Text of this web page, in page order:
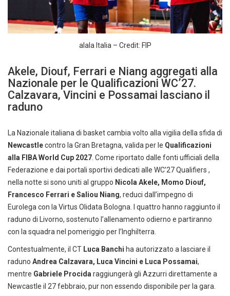
alala Italia – Credit: FIP
Akele, Diouf, Ferrari e Niang aggregati alla
Nazionale per le Qualificazioni WC’27.
Calzavara, Vincini e Possamai lasciano il
raduno
La Nazionale italiana di basket cambia volto alla vigilia della sfida di
Newcastlecontro la Gran Bretagna, valida per le Qualificazioni
alla FIBA World Cup 2027 . Come riportato dalle fonti ufficiali della
Federazione e dai portali sportivi dedicati alle WC’27 Qualifiers ,
nella notte si sono uniti al gruppo Nicola Akele, Momo Diouf,
Francesco Ferrari e Saliou Niang, reduci dall’impegno di
Eurolega con la Virtus Olidata Bologna. I quattro hanno raggiunto il
raduno di Livorno, sostenuto l’allenamento odierno e partiranno
con la squadra nel pomeriggio per l’Inghilterra.
Contestualmente, il CT Luca Banchi ha autorizzato a lasciare il
raduno Andrea Calzavara, Luca Vincini e Luca Possamai,
mentre Gabriele Procida raggiungerà gli Azzurri direttamente a
Newcastle il 27 febbraio, pur non essendo disponibile per la gara.